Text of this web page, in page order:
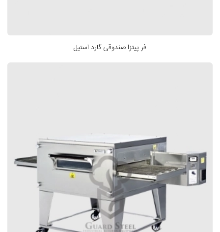
فر پیتزا صندوقی گارد استیل